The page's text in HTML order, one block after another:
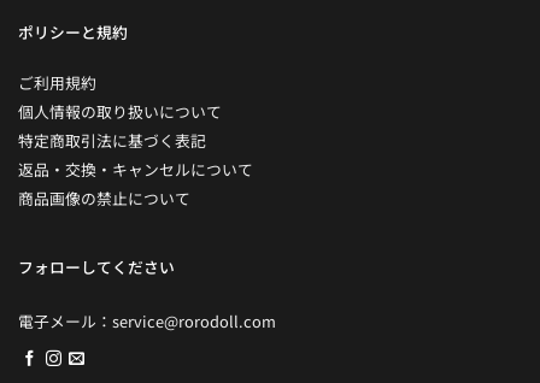
ポリシーと規約
ご利用規約
個人情報の取り扱いについて
特定商取引法に基づく表記
返品・交換・キャンセルについて
商品画像の禁止について
フォローしてください
電子メール： service@rorodoll.com